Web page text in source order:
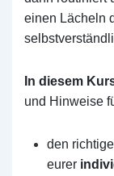
einen Lächeln
In diesem
und Hinweise
den
eurer